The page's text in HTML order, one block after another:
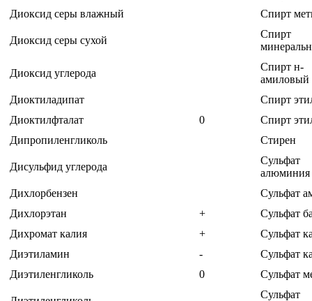
Диоксид серы влажный
Спирт
Диоксид серы сухой
Спирт
Диоксид углерода
Спирт н-
амиловый
Диоктиладипат
Спирт
Диоктилфталат
0
Спирт
Дипропиленгликоль
Стирен
Дисульфид углерода
Сульфат
алюминия
Дихлорбензен
Сульфат
Дихлорэтан
+
Сульфат
Дихромат калия
+
Сульфат
Диэтиламин
-
Сульфат
Диэтиленгликоль
0 Сульфат
Сульфат